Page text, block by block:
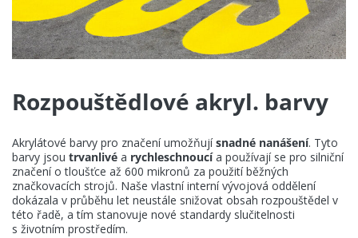
Rozpouštědlové akryl. barvy
Akrylátové barvy pro značení umožňujísnadné nanášení. Tyto
barvy jsou trvanlivé a rychleschnoucía používají se pro silniční
značení o tloušťce až 600 mikronů za použití běžných
značkovacích strojů. Naše vlastní interní vývojová oddělení
dokázala v průběhu let neustále snižovat obsah rozpouštědel v
této řadě, a tím stanovuje nové standardy slučitelnosti
s životním prostředím.